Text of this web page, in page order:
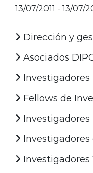
13/07/2011 - 13/07/
Dirección y
Asociados
Fellows de
Investigadores
Investigadores